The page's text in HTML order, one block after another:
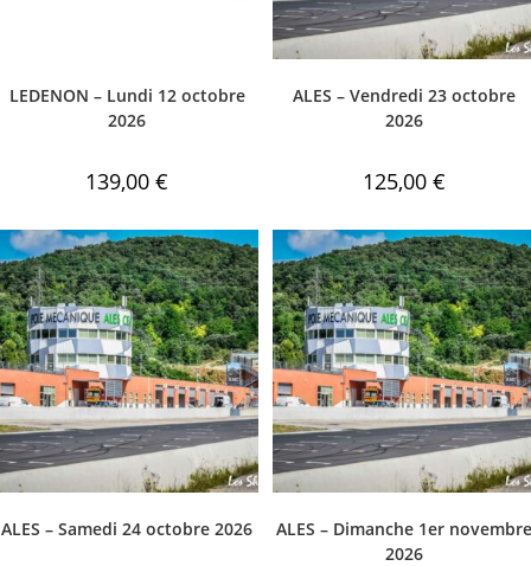
LEDENON – Lundi 12 octobre
2026
139,00 €
ALES – Vendredi 23 octobre
2026
125,00 €
ALES – Samedi 24 octobre 2026
ALES – Dimanche 1er novembre
2026